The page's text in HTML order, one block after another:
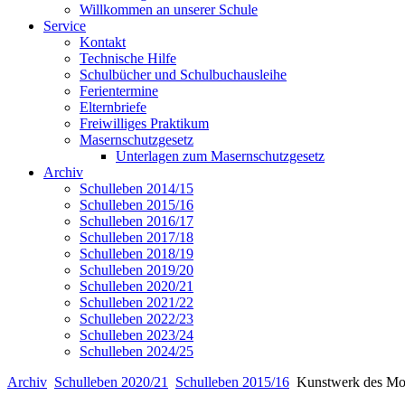
Willkommen an unserer Schule
Service
Kontakt
Technische Hilfe
Schulbücher und Schulbuchausleihe
Ferientermine
Elternbriefe
Freiwilliges Praktikum
Masernschutzgesetz
Unterlagen zum Masernschutzgesetz
Archiv
Schulleben 2014/15
Schulleben 2015/16
Schulleben 2016/17
Schulleben 2017/18
Schulleben 2018/19
Schulleben 2019/20
Schulleben 2020/21
Schulleben 2021/22
Schulleben 2022/23
Schulleben 2023/24
Schulleben 2024/25
Archiv Schulleben 2020/21 Schulleben 2015/16 Kunstwerk des